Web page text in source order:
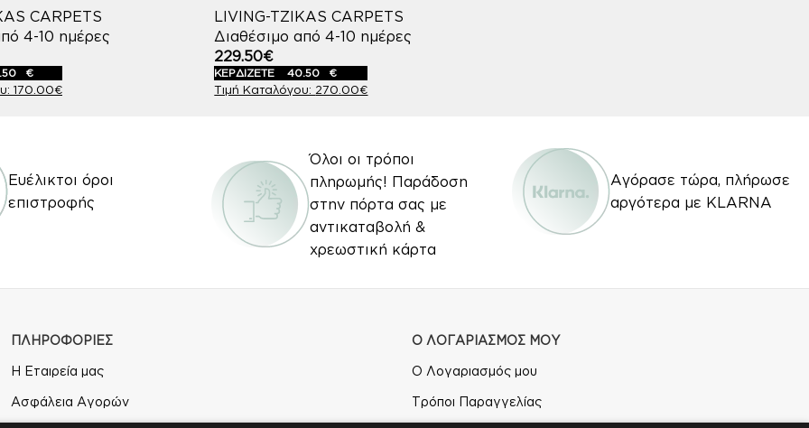
CARPETS
4-10 ημέρες
170.00€
€
LIVING-TZIKAS CARPETS
Διαθέσιμο από 4-10 ημέρες
270.00€
229.50€
ΚΕΡΔΙΖΕΤΕ 40.50 €
Ευέλικτοι όροι
επιστροφής
Όλοι οι τρόποι
πληρωμής! Παράδοση
στην πόρτα σας με
αντικαταβολή &
χρεωστική κάρτα
Αγόρασε τώρα, πλήρωσε
αργότερα με KLARNA
ΠΛΗΡΟΦΟΡΙΕΣ
Η Εταιρεία μας
Ασφάλεια Αγορών
Ο ΛΟΓΑΡΙΑΣΜΟΣ ΜΟΥ
Ο Λογαριασμός μου
Τρόποι Παραγγελίας